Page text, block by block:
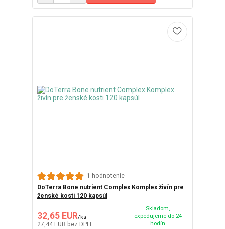
1 hodnotenie
DoTerra Bone nutrient Complex Komplex živín pre
ženské kosti 120 kapsúl
32,65 EUR/ks
27,44 EUR bez DPH
Skladom,
expedujeme do 24
hodín